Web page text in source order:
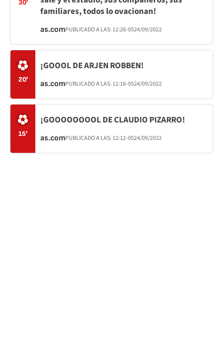
30'
familiares, todos lo ovacionan!
as.comPUBLICADO A LAS: 12:26-0524/09/2022
20'
¡GOOOL DE ARJEN ROBBEN!
as.comPUBLICADO A LAS: 12:16-0524/09/2022
15'
¡GOOOOOOOOL DE CLAUDIO PIZARRO!
as.comPUBLICADO A LAS: 12:12-0524/09/2022